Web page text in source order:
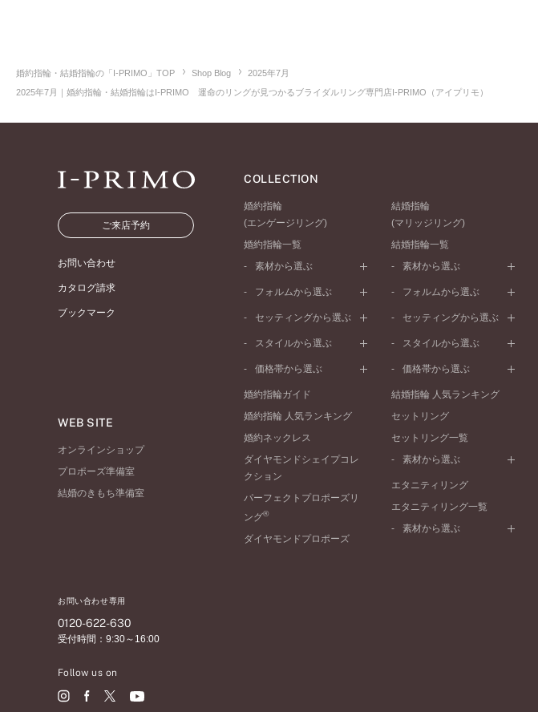
婚約指輪・結婚指輪の「I-PRIMO」TOP Shop Blog
2025年7月
2025年7月｜婚約指輪・結婚指輪はI-PRIMO 運命のリングが見つかるブライダルリング専門店I-PRIMO（アイプリモ）
ご来店予約
お問い合わせ
カタログ請求
ブックマーク
WEB SITE
オンラインショップ
プロポーズ準備室
結婚のきもち準備室
お問い合わせ専用
0120-622-630
受付時間：9:30～16:00
Follow us on
COLLECTION
婚約指輪
(エンゲージリング)
婚約指輪一覧
素材から選ぶ
プラチナ
ピンクゴールド
ペールブラウンゴールド
フォルムから選ぶ
ストレートライン
V字ライン
セッティングから選ぶ
ソリテール
ダブルサイドメレ
ラインメレ
スタイルから選ぶ
シンプル
モード
エレガント
ゴージャス
価格帯から選ぶ
50万円台～
20万円台～
10万円台～
婚約指輪ガイド
婚約指輪 人気ランキング
婚約ネックレス
ダイヤモンドシェイプコレ
クション
パーフェクトプロポーズリ
ング®
ダイヤモンドプロポーズ
結婚指輪
(マリッジリング)
結婚指輪一覧
素材から選ぶ
プラチナ
ピンクゴールド
ペールブラウンゴールド
フォルムから選ぶ
ストレートライン
V字ライン
セッティングから選ぶ
プレーン
セベラルメレ
ラインメレ
スタイルから選ぶ
シンプル
モード
エレガント
ゴージャス
価格帯から選ぶ
50万円～
20万円～30万円
10万円～20万円
結婚指輪 人気ランキング
セットリング
セットリング一覧
素材から選ぶ
プラチナ
ペールブラウンゴールド
エタニティリング
エタニティリング一覧
素材から選ぶ